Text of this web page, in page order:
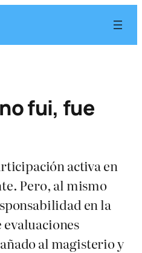
no fui, fue
activa en
Pero, al mismo
en la
al magisterio y